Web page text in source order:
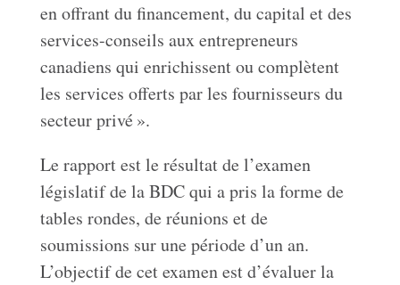
en offrant du financement, du capital et des
services-conseils aux entrepreneurs
canadiens qui enrichissent ou complètent
les services offerts par les fournisseurs du
secteur privé ».
Le rapport est le résultat de l’examen
législatif de la BDC qui a pris la forme de
tables rondes, de réunions et de
soumissions sur une période d’un an.
L’objectif de cet examen est d’évaluer la